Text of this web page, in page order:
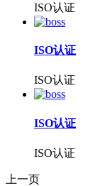
ISO认证
ISO认证
ISO认证
ISO认证
ISO认证
上一页